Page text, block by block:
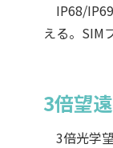
IP68/
える。SIM
3倍望
3倍光学